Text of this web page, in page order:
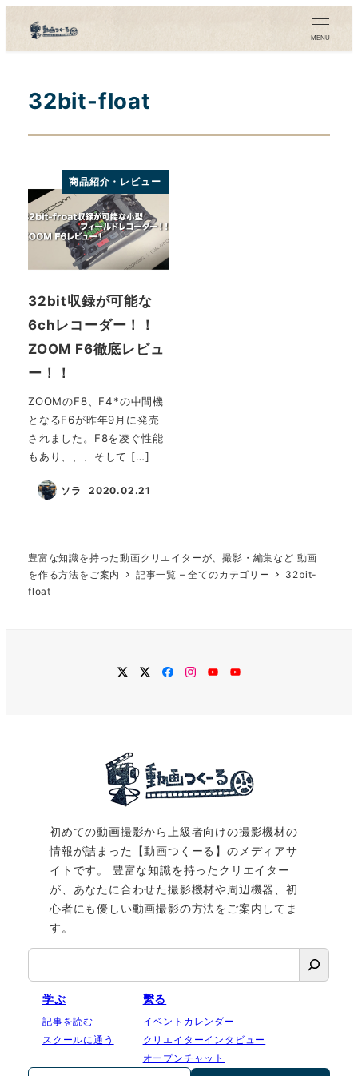
MENU
32bit-float
商品紹介・レビュー
32bit収録が可能な
6chレコーダー！！
ZOOM F6徹底レビュ
ー！！
ZOOMのF8、F4*の中間機
となるF6が昨年9月に発売
されました。F8を凌ぐ性能
もあり、、、そして […]
ソラ
投稿日
2020.02.21
豊富な知識を持った動画クリエイターが、撮影・編集など 動画
を作る方法をご案内
記事一覧 – 全てのカテゴリー
32bit-
float
twitterTwitter
Facebook
Instagram
YouTubeYouTube
初めての動画撮影から上級者向けの撮影機材の
情報が詰まった【動画つくーる】のメディアサ
イトです。 豊富な知識を持ったクリエイター
が、あなたに合わせた撮影機材や周辺機器、初
心者にも優しい動画撮影の方法をご案内してま
す。
学ぶ
記事を読む
スクールに通う
繫る
イベントカレンダー
クリエイターインタビュー
オープンチャット